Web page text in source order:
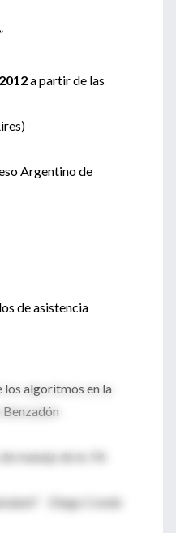
a partir de las
Argentino de
de asistencia
algoritmos en la
manejo de la FA
Diego Conde